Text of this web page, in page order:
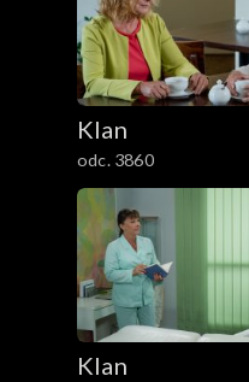
Klan
odc. 3860
Klan